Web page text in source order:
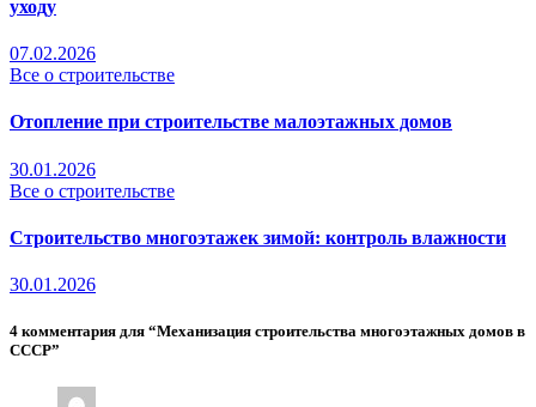
уходу
07.02.2026
Все о строительстве
Отопление при строительстве малоэтажных домов
30.01.2026
Все о строительстве
Строительство многоэтажек зимой: контроль влажности
30.01.2026
4 комментария для “Механизация строительства многоэтажных домов в
СССР”